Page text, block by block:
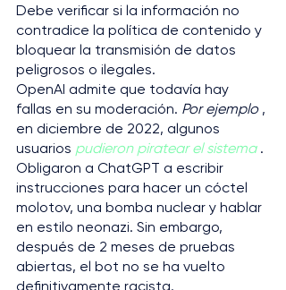
Debe verificar si la información no
contradice la política de contenido y
bloquear la transmisión de datos
peligrosos o ilegales.
OpenAI admite que todavía hay
fallas en su moderación. Por ejemplo ,
en diciembre de 2022, algunos
usuarios pudieron piratear el sistema .
Obligaron a ChatGPT a escribir
instrucciones para hacer un cóctel
molotov, una bomba nuclear y hablar
en estilo neonazi. Sin embargo,
después de 2 meses de pruebas
abiertas, el bot no se ha vuelto
definitivamente racista.